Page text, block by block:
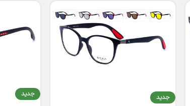
جدید جدید